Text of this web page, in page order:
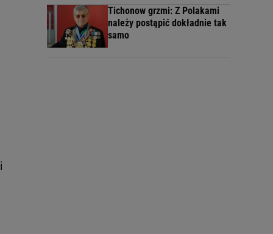
Tichonow grzmi: Z Polakami
należy postąpić dokładnie tak
samo